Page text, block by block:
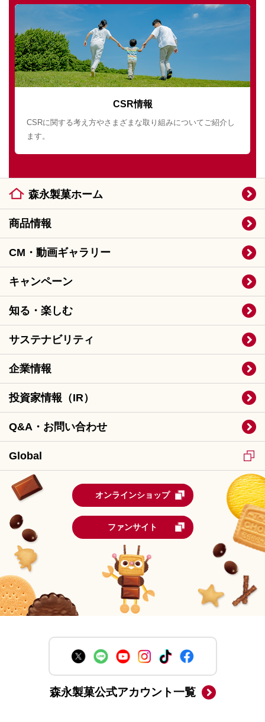
CSR情報
CSRに関する考え方やさまざまな取り組みについてご紹介し
ます。
森永製菓ホーム
商品情報
CM・動画ギャラリー
キャンペーン
知る・楽しむ
サステナビリティ
企業情報
投資家情報（IR）
Q&A・お問い合わせ
Global
オンラインショップ
ファンサイト
森永製菓公式アカウント一覧